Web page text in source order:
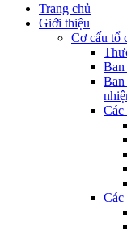
Trang chủ
Giới thiệu
Cơ cấu tổ
Các